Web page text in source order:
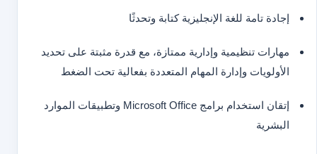
إجادة تامة للغة الإنجليزية كتابة وتحدثًا
مهارات تنظيمية وإدارية ممتازة، مع قدرة مثبتة على تحديد
الأولويات وإدارة المهام المتعددة بفعالية تحت الضغط
إتقان استخدام برامج Microsoft Office وتطبيقات الموارد
البشرية